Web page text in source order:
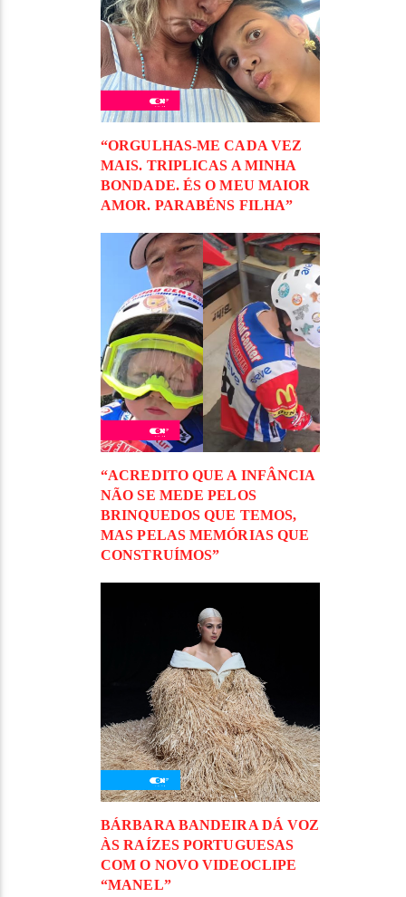
“ORGULHAS-ME CADA VEZ
MAIS. TRIPLICAS A MINHA
BONDADE. ÉS O MEU MAIOR
AMOR. PARABÉNS FILHA”
“ACREDITO QUE A INFÂNCIA
NÃO SE MEDE PELOS
BRINQUEDOS QUE TEMOS,
MAS PELAS MEMÓRIAS QUE
CONSTRUÍMOS”
BÁRBARA BANDEIRA DÁ VOZ
ÀS RAÍZES PORTUGUESAS
COM O NOVO VIDEOCLIPE
“MANEL”